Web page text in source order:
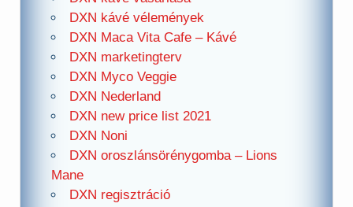
DXN kávé vélemények
DXN Maca Vita Cafe – Kávé
DXN marketingterv
DXN Myco Veggie
DXN Nederland
DXN new price list 2021
DXN Noni
DXN oroszlánsörénygomba – Lions
Mane
DXN regisztráció